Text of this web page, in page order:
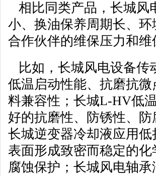
相比同类产品，长城风
小、换油保养周期长、
合作伙伴的维保压力和维
比如，长城风电设备传
低温启动性能、抗磨抗
料兼容性；长城L-HV低
好的抗磨性、防锈性、
长城逆变器冷却液应用
表面形成致密而稳定的
腐蚀保护；长城风电轴